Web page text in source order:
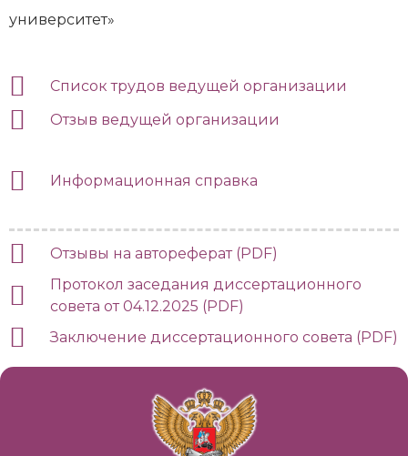
университет»
Список трудов ведущей организации
Отзыв ведущей организации
Информационная справка
Отзывы на автореферат (PDF)
Протокол заседания диссертационного
совета от 04.12.2025 (PDF)
Заключение диссертационного совета (PDF)